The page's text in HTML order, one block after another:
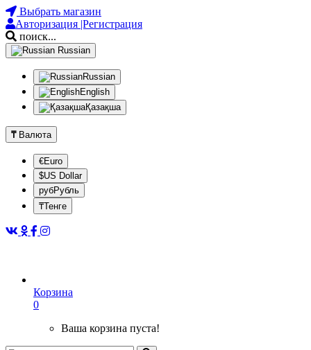
Выбрать магазин
Авторизация |Регистрация
поиск...
Russian
Russian
English
Қазақша
₸ Валюта
€Euro
$US Dollar
рубРубль
₸Тенге
Корзина
0
Ваша корзина пуста!